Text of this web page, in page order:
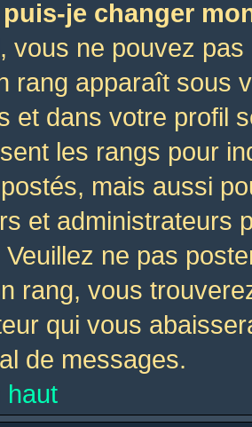
je changer
vous ne pouvez
rang apparaît sous
et dans votre profil
les rangs pour
mais aussi
et administrateurs
ne pas
rang, vous
qui vous
de messages.
haut